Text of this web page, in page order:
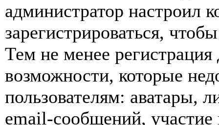
администратор
зарегистрироваться,
Тем не менее
возможности, которые
пользователям: аватары,
email-сообщений, участие